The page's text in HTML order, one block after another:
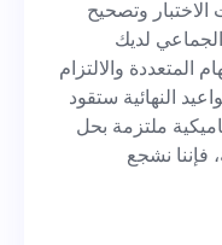
والقدرة
المتعددة
التعامل مع
تقدمنا.
الاختبار وتصحيح
لديك
المتعددة والالتزام
النهائية ستقود
ملتزمة بحل
فإننا نشجع